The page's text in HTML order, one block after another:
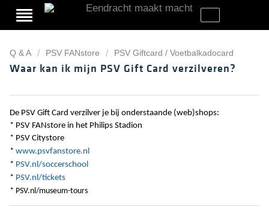
Q & A PSV FANstore PSV Giftcard / Voetbalkadocard
Waar kan ik mijn PSV Gift Card verzilveren?
De PSV Gift Card verzilver je bij onderstaande (web)shops:
* PSV FANstore in het Philips Stadion
* PSV Citystore
* www.psvfanstore.nl
* PSV.nl/soccerschool
* PSV.nl/tickets
* PSV.nl/museum-tours